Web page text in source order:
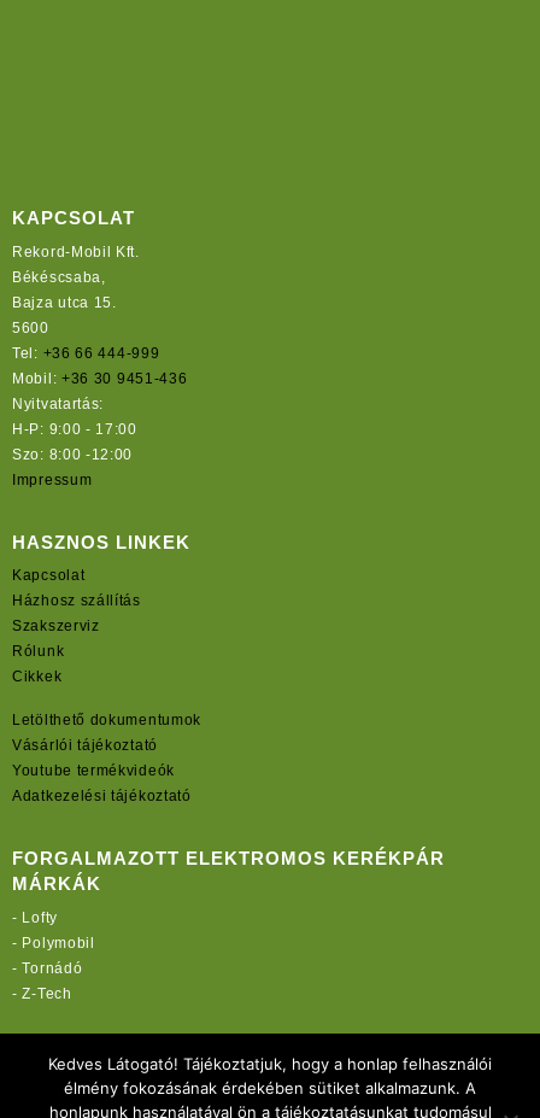
KAPCSOLAT
Rekord-Mobil Kft.
Békéscsaba,
Bajza utca 15.
5600
Tel: +36 66 444-999
Mobil: +36 30 9451-436
Nyitvatartás:
H-P: 9:00 - 17:00
Szo: 8:00 -12:00
Impressum
HASZNOS LINKEK
Kapcsolat
Házhosz szállítás
Szakszerviz
Rólunk
Cikkek
Letölthető dokumentumok
Vásárlói tájékoztató
Youtube termékvideók
Adatkezelési tájékoztató
FORGALMAZOTT ELEKTROMOS KERÉKPÁR
MÁRKÁK
- Lofty
- Polymobil
-Tornádó
-Z-Tech
rekordmobil.hu
rekordmotor.hu
Kedves Látogató! Tájékoztatjuk, hogy a honlap felhasználói
élmény fokozásának érdekében sütiket alkalmazunk. A
honlapunk használatával ön a tájékoztatásunkat tudomásul